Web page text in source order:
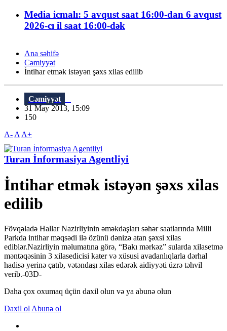
Media icmalı: 5 avqust saat 16:00-dan 6 avqust
2026-cı il saat 16:00-dək
Ana səhifə
Cəmiyyət
İntihar etmək istəyən şəxs xilas edilib
Cəmiyyət
31 May 2013, 15:09
150
A- A A+
Turan İnformasiya Agentliyi
İntihar etmək istəyən şəxs xilas
edilib
Fövqəladə Hallar Nazirliyinin əməkdaşları səhər saatlarında Milli
Parkda intihar məqsədi ilə özünü dənizə atan şəxsi xilas
ediblər.Nazirliyin məlumatına görə, “Bakı mərkəz” sularda xilasetmə
məntəqəsinin 3 xilasedicisi kater və xüsusi avadanlıqlarla dərhal
hadisə yerinə çatıb, vətəndaşı xilas edərək aidiyyəti üzrə təhvil
verib.-03D-
Daha çox oxumaq üçün daxil olun və ya abunə olun
Daxil ol Abunə ol